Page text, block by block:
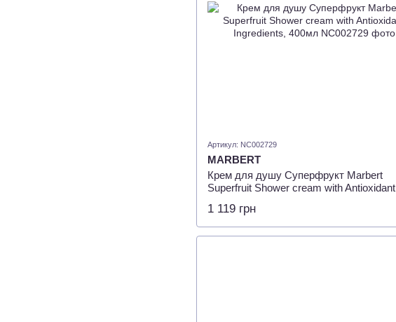
Артикул: NC002729
MARBERT
Крем для душу Суперфрукт Marbert
Superfruit Shower cream with Antioxidant
1 119 грн